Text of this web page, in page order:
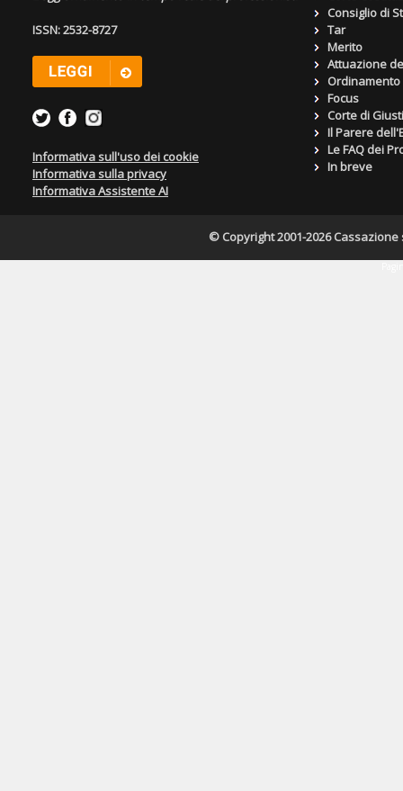
ISSN: 2532-8727
Informativa sull'uso dei cookie
Informativa sulla privacy
Informativa Assistente AI
Consiglio di
Tar
Merito
Attuazione
Focus
Corte di
Il Parere
Le FAQ dei
In breve
© Copyright 2001-2026 Cassazione